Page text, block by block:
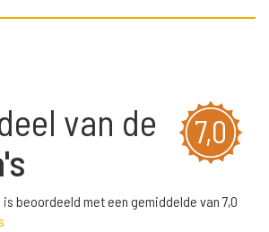
7,0
van de
beoordeeld met een gemiddelde van 7,0